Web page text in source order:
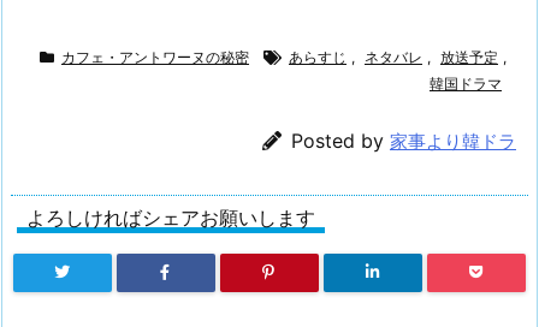
カフェ・アントワーヌの秘密 あらすじ , ネタバレ , 放送予定 ,
韓国ドラマ
Posted by 家事より韓ドラ
よろしければシェアお願いします